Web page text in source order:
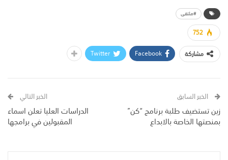
#ملتقى
752
مشاركة
Facebook
Twitter
الخبر السابق
زين تستضيف طلبة برنامج “كن”
بمنصتها الخاصة بالابداع
الخبر التالي
الدراسات العليا تعلن اسماء
المقبولين في برامجها